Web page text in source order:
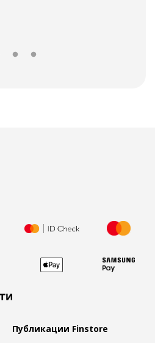
Публикации Finstore